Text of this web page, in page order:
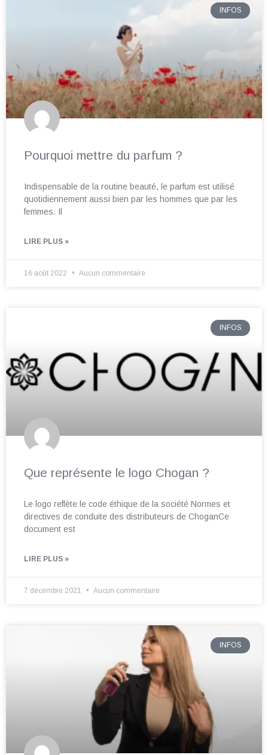
INFOS
Pourquoi mettre du parfum ?
Indispensable de la routine beauté, le parfum est utilisé
quotidiennement aussi bien par les hommes que par les
femmes. Il
LIRE PLUS »
16 août 2022 Aucun commentaire
INFOS
Que représente le logo Chogan ?
Le logo reflète le code éthique de la société Normes et
directives de conduite des distributeurs de ChoganCe
document est
LIRE PLUS »
7 décembre 2021 Aucun commentaire
INFOS